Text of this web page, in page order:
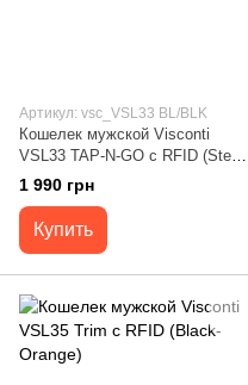
Артикул: vsc_VSL33 BL/BLK
Кошелек мужской Visconti
VSL33 TAP-N-GO c RFID (Steel
Blue-Black)
1 990 грн
Купить